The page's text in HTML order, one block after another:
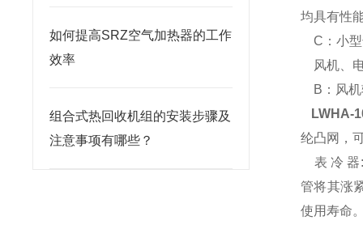
如何提高SRZ空气加热器的工作
效率
组合式热回收机组的安装步骤及
注意事项有哪些？
均具有性
C：小型
风机、
B：风机
LWHA-
纶凸网，
表 冷 器:
管将其涨
使用寿命